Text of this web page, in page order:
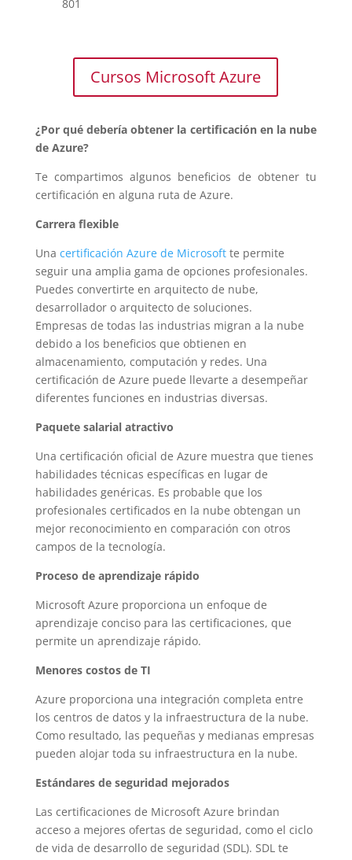
801
Cursos Microsoft Azure
¿Por qué debería obtener la certificación en la nube
de Azure?
Te compartimos algunos beneficios de obtener tu
certificación en alguna ruta de Azure.
Carrera flexible
Una certificación Azure de Microsoftte permite
seguir una amplia gama de opciones profesionales.
Puedes convertirte en arquitecto de nube,
desarrollador o arquitecto de soluciones.
Empresas de todas las industrias migran a la nube
debido a los beneficios que obtienen en
almacenamiento, computación y redes. Una
certificación de Azure puede llevarte a desempeñar
diferentes funciones en industrias diversas.
Paquete salarial atractivo
Una certificación oficial de Azure muestra que tienes
habilidades técnicas específicas en lugar de
habilidades genéricas. Es probable que los
profesionales certificados en la nube obtengan un
mejor reconocimiento en comparación con otros
campos de la tecnología.
Proceso de aprendizaje rápido
Microsoft Azure proporciona un enfoque de
aprendizaje conciso para las certificaciones, que
permite un aprendizaje rápido.
Menores costos de TI
Azure proporciona una integración completa entre
los centros de datos y la infraestructura de la nube.
Como resultado, las pequeñas y medianas empresas
pueden alojar toda su infraestructura en la nube.
Estándares de seguridad mejorados
Las certificaciones de Microsoft Azure brindan
acceso a mejores ofertas de seguridad, como el ciclo
de vida de desarrollo de seguridad (SDL). SDL te